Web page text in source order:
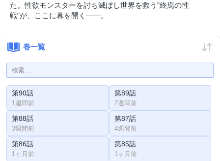
た。性欲モンスターを討ち滅ぼし世界を救う”終焉の性
戦”が、ここに幕を開く——。
巻一覧
第90話
1週間前
第89話
2週間前
第88話
3週間前
第87話
4週間前
第86話
1ヶ月前
第85話
1ヶ月前